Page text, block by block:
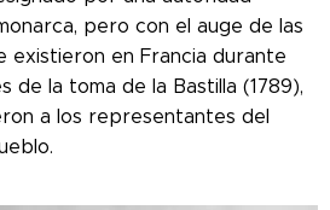
pero con el auge de las
existieron en Francia durante
de la toma de la Bastilla (1789),
a los representantes del